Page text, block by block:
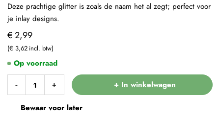
€ 2,99
€ 3,62
- + + In winkelwagen
Bewaar voor later
Op voorraad
Deze prachtige glitter is zoals de naam het al zegt; perfect voor
je inlay designs.